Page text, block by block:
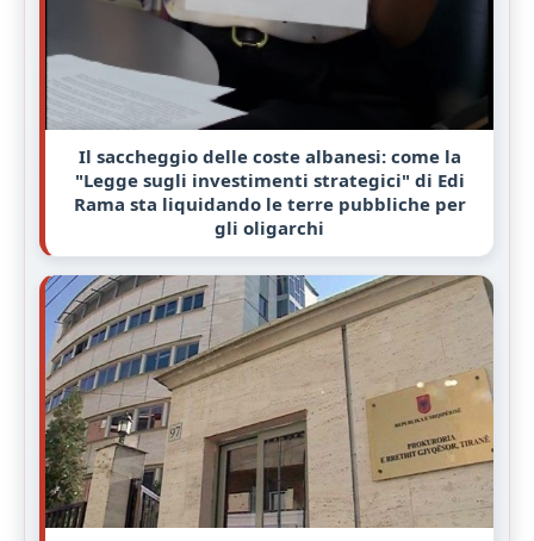
Il saccheggio delle coste albanesi: come la
"Legge sugli investimenti strategici" di Edi
Rama sta liquidando le terre pubbliche per
gli oligarchi